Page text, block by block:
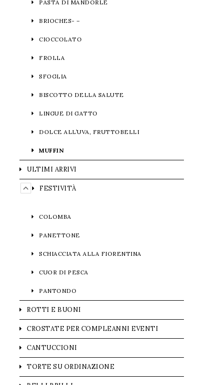
PASTA DI MANDORLE
BRIOCHES- –
CIOCCOLATO
FROLLA
SFOGLIA
BISCOTTO DELLA SALUTE
LINGUE DI GATTO
DOLCE ALL’UVA, FRUTTOBELLI
MUFFIN
ULTIMI ARRIVI
FESTIVITÀ
COLOMBA
PANETTONE
SCHIACCIATA ALLA FIORENTINA
CUOR DI PESCA
PANTONDO
ROTTI E BUONI
CROSTATE PER COMPLEANNI EVENTI
CANTUCCIONI
TORTE SU ORDINAZIONE